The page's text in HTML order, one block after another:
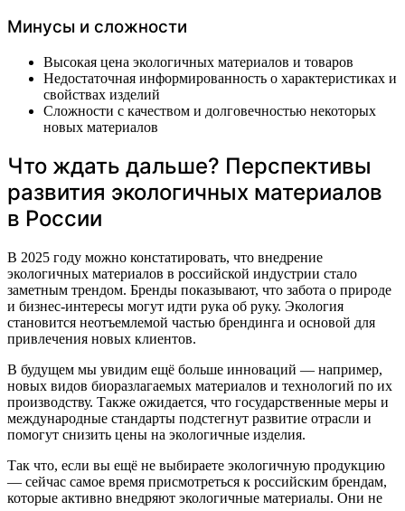
Минусы и сложности
Высокая цена экологичных материалов и товаров
Недостаточная информированность о характеристиках и
свойствах изделий
Сложности с качеством и долговечностью некоторых
новых материалов
Что ждать дальше? Перспективы
развития экологичных материалов
в России
В 2025 году можно констатировать, что внедрение
экологичных материалов в российской индустрии стало
заметным трендом. Бренды показывают, что забота о природе
и бизнес-интересы могут идти рука об руку. Экология
становится неотъемлемой частью брендинга и основой для
привлечения новых клиентов.
В будущем мы увидим ещё больше инноваций — например,
новых видов биоразлагаемых материалов и технологий по их
производству. Также ожидается, что государственные меры и
международные стандарты подстегнут развитие отрасли и
помогут снизить цены на экологичные изделия.
Так что, если вы ещё не выбираете экологичную продукцию
— сейчас самое время присмотреться к российским брендам,
которые активно внедряют экологичные материалы. Они не